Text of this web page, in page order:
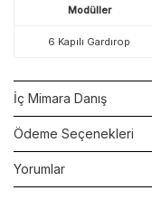
Modüller
6 Kapılı Gardırop
İç Mimara Danış
Ödeme Seçenekleri
Yorumlar